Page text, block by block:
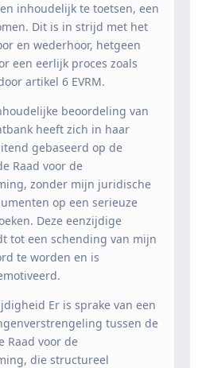
inhoudelijk te toetsen, een
Dit is in strijd met het
en wederhoor, hetgeen
een eerlijk proces zoals
artikel 6 EVRM.
beoordeling van
heeft zich in haar
gebaseerd op de
Raad voor de
zonder mijn juridische
op een serieuze
Deze eenzijdige
tot een schending van mijn
te worden en is
Er is sprake van een
tussen de
Raad voor de
die structureel